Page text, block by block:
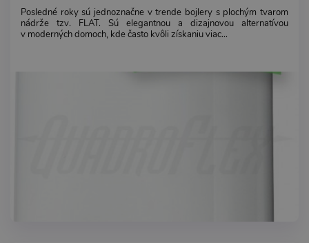
Posledné roky sú jednoznačne v trende bojlery s plochým tvarom
nádrže tzv. FLAT. Sú elegantnou a dizajnovou alternatívou
v moderných domoch, kde často kvôli získaniu viac...